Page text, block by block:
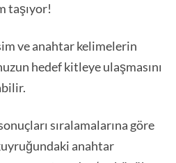
taşıyor!
ve anahtar kelimelerin
hedef kitleye ulaşmasını
sıralamalarına göre
anahtar